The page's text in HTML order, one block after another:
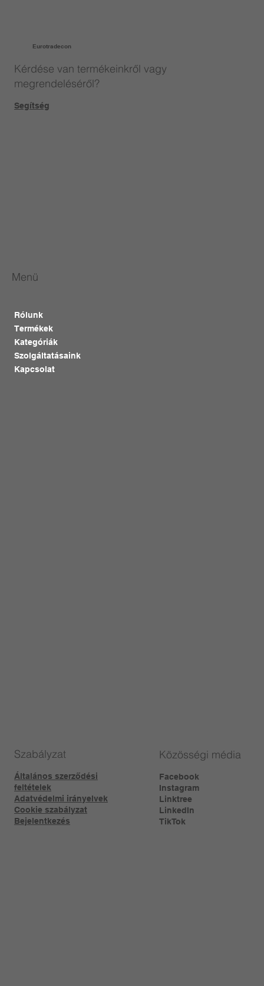
Eurotradecon
Kérdése van termékeinkről vagy
megrendeléséről?
Segítség
Szabályzat
Általános szerződési
feltételek
Adatvédelmi irányelvek
Cookie szabályzat
Bejelentkezés
Menü
Rólunk
Termékek
Kategóriák
Szolgáltatásaink
Kapcsolat
Közösségi média
Facebook
Instagram
Linktree​
LinkedIn
TikTok